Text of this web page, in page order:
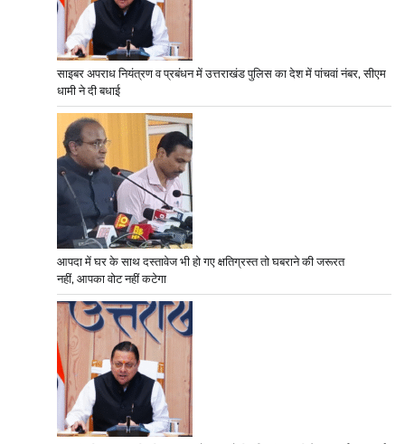
साइबर अपराध नियंत्रण व प्रबंधन में उत्तराखंड पुलिस का देश में पांचवां नंबर, सीएम
धामी ने दी बधाई
आपदा में घर के साथ दस्तावेज भी हो गए क्षतिग्रस्त तो घबराने की जरूरत
नहीं, आपका वोट नहीं कटेगा